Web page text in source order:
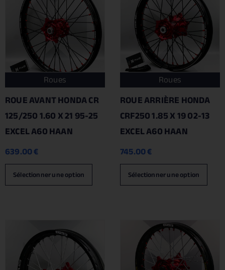
Roues
ROUE AVANT HONDA CR
125/250 1.60 X 21 95-25
EXCEL A60 HAAN
639.00€
Sélectionner une option
Roues
ROUE ARRIÈRE HONDA
CRF250 1.85 X 19 02-13
EXCEL A60 HAAN
745.00€
Sélectionner une option